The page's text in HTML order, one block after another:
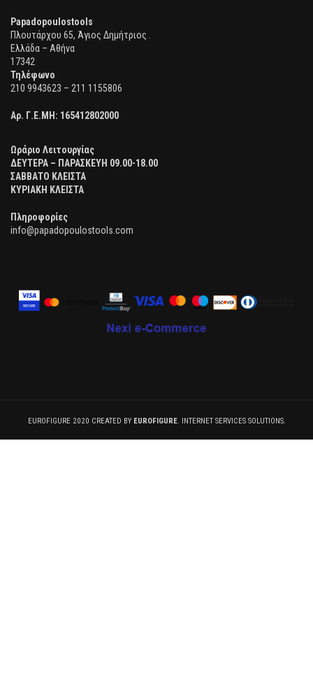
Papadopoulostools
Πλουτάρχου 65, Άγιος Δημήτριος .
Ελλάδα – Αθήνα
17342
Τηλέφωνο
210 9943623 – 211 1155806
Αρ. Γ.Ε.ΜΗ: 165412802000
Ωράριο Λειτουργίας
ΔΕΥΤΕΡΑ – ΠΑΡΑΣΚΕΥΗ 09.00-18.00
ΣΑΒΒΑΤΟ ΚΛΕΙΣΤΑ
ΚΥΡΙΑΚΗ ΚΛΕΙΣΤΑ
Πληροφορίες
info@papadopoulostools.com
EUROFIGURE 2020 CREATED BY EUROFIGURE. INTERNET SERVICES SOLUTIONS.